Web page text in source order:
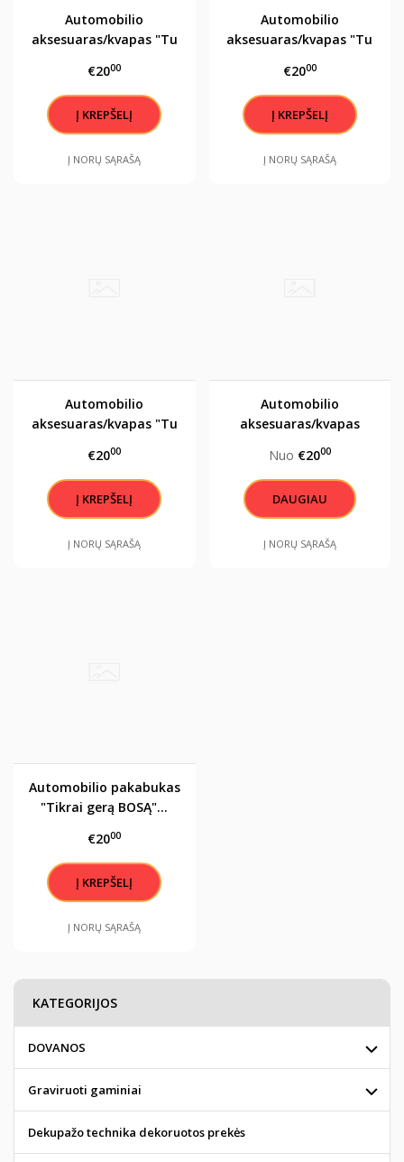
Automobilio
aksesuaras/kvapas "Tu
priežastis"
€2000
Į NORŲ SĄRAŠĄ
Automobilio
aksesuaras/kvapas "Tu
priežastis"
€2000
Į NORŲ SĄRAŠĄ
Automobilio
aksesuaras/kvapas "Tu
priežastis"
€2000
Į NORŲ SĄRAŠĄ
Automobilio
aksesuaras/kvapas
Nuo €2000
DAUGIAU
Į NORŲ SĄRAŠĄ
Automobilio pakabukas
"Tikrai gerą BOSĄ"...
€2000
Į NORŲ SĄRAŠĄ
KATEGORIJOS
DOVANOS
Graviruoti gaminiai
Dekupažo technika dekoruotos prekės